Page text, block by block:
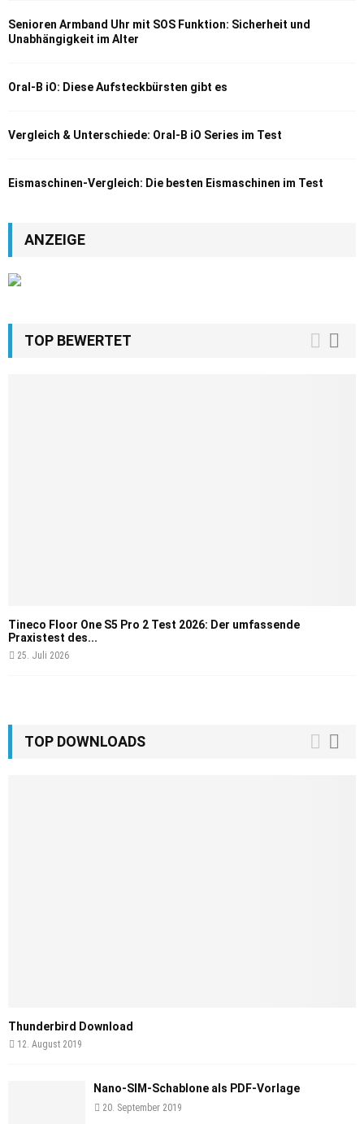
Senioren Armband Uhr mit SOS Funktion: Sicherheit und
Unabhängigkeit im Alter
Oral-B iO: Diese Aufsteckbürsten gibt es
Vergleich & Unterschiede: Oral-B iO Series im Test
Eismaschinen-Vergleich: Die besten Eismaschinen im Test
ANZEIGE
TOP BEWERTET
Tineco Floor One S5 Pro 2 Test 2026: Der umfassende
Praxistest des...
25. Juli 2026
TOP DOWNLOADS
Thunderbird Download
12. August 2019
Nano-SIM-Schablone als PDF-Vorlage
20. September 2019